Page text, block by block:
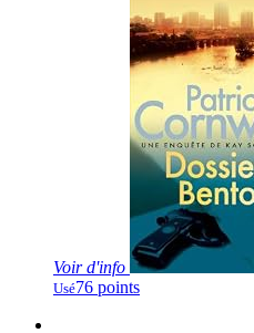
Voir d'info
Usé76 points